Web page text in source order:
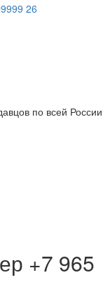
по всей России
+7 965